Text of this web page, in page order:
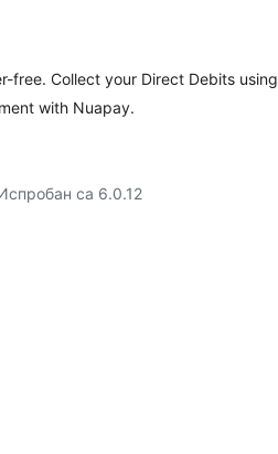
free. Collect your Direct Debits using
with Nuapay.
са 6.0.12